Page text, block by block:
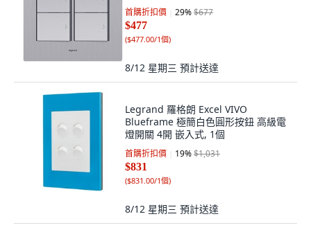
首購折扣價 29%$677
$477
($477.00/1個)
8/12 星期三 預計送達
Legrand 羅格朗 Excel VIVO
Blueframe 極簡白色圓形按鈕 高級電
燈開關 4開 嵌入式, 1個
首購折扣價 19%$1,031
$831
($831.00/1個)
8/12 星期三 預計送達